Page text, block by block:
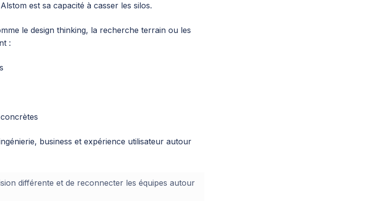
est sa capacité à casser les silos.
le design thinking, la recherche terrain ou les
:
business et expérience utilisateur autour
différente et de reconnecter les équipes autour